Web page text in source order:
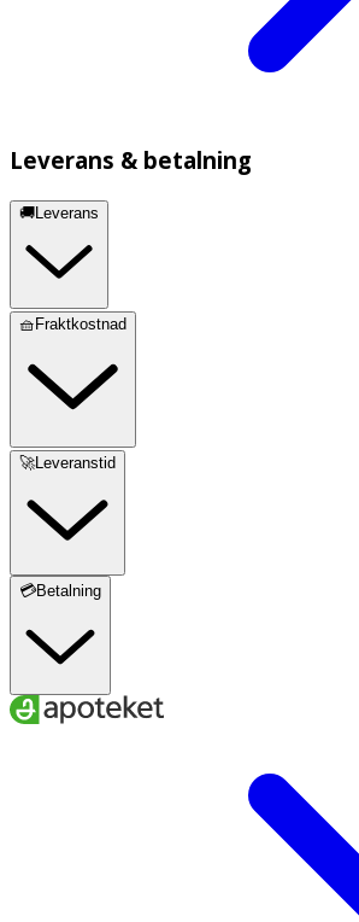
Leverans & betalning
🚚Leverans
🧺Fraktkostnad
🚀Leveranstid
💳Betalning